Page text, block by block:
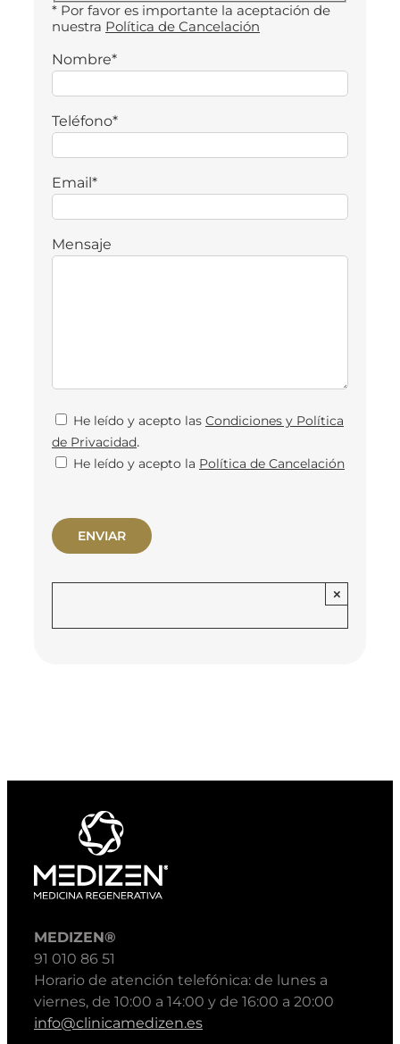
* Por favor es importante la aceptación de
nuestra Política de Cancelación
Nombre*
Teléfono*
Email*
Mensaje
He leído y acepto las Condiciones y Política
de Privacidad.
He leído y acepto la Política de Cancelación
×
MEDIZEN®
91 010 86 51
Horario de atención telefónica: de lunes a
viernes, de 10:00 a 14:00 y de 16:00 a 20:00
info@clinicamedizen.es